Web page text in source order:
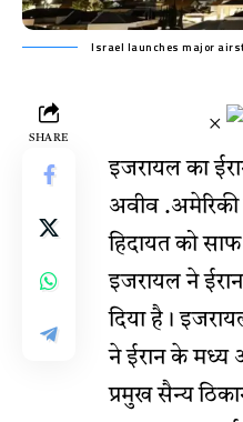
Israel launches major
SHARE
×
इजरायल का
अवीव .अमेरिकी
हिदायत को
इजरायल ने
दिया है।
ने ईरान के मध्य
प्रमुख सैन्य